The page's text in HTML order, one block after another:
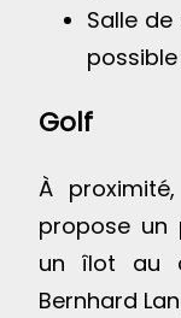
Salle
possible
Golf
À
propose un
un îlot au
Bernhard